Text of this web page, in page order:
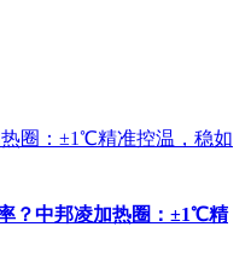
？中邦凌加热圈：±1℃精